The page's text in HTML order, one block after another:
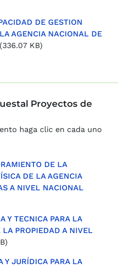
DE GESTION
AGENCIA NACIONAL DE
(336.07 KB)
Proyectos de
haga clic en cada uno
DE LA
DE LA AGENCIA
A NIVEL NACIONAL
Y TECNICA PARA LA
PROPIEDAD A NIVEL
Y JURÍDICA PARA LA